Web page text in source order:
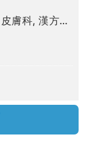
内科, 泌尿器科, アレルギー科, 皮膚科, 漢方内科